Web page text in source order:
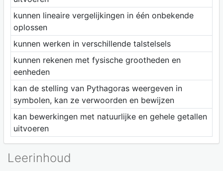
kunnen lineaire vergelijkingen in één onbekende
oplossen
kunnen werken in verschillende talstelsels
kunnen rekenen met fysische grootheden en
eenheden
kan de stelling van Pythagoras weergeven in
symbolen, kan ze verwoorden en bewijzen
kan bewerkingen met natuurlijke en gehele getallen
uitvoeren
Leerinhoud